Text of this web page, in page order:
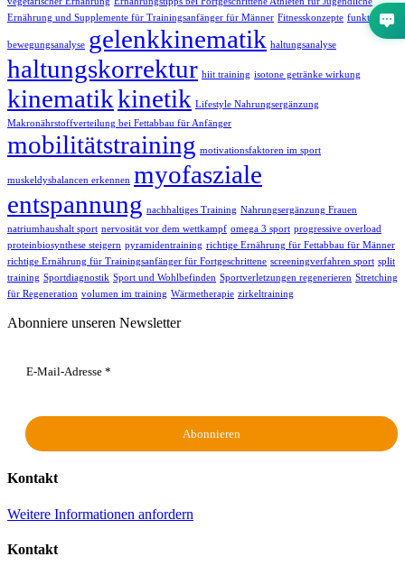
Ernährung und Supplemente für Trainingsanfänger für Männer Fitnesskonzepte funktionelle
bewegungsanalyse gelenkkinematik haltungsanalyse
haltungskorrektur hiit training isotone getränke wirkung
kinematikkinetik Lifestyle Nahrungsergänzung
Makronährstoffverteilung bei Fettabbau für Anfänger
mobilitätstraining motivationsfaktoren im sport
muskeldysbalancen erkennen myofasziale
entspannung nachhaltiges Training Nahrungsergänzung Frauen
natriumhaushalt sport nervosität vor dem wettkampf omega 3 sport progressive overload
proteinbiosynthese steigern pyramidentraining richtige Ernährung für Fettabbau für Männer
richtige Ernährung für Trainingsanfänger für Fortgeschrittene screeningverfahren sport split
training Sportdiagnostik Sport und Wohlbefinden Sportverletzungen regenerieren Stretching
für Regeneration volumen im training Wärmetherapie zirkeltraining
Abonniere unseren Newsletter
Kontakt
Weitere Informationen anfordern
Kontakt